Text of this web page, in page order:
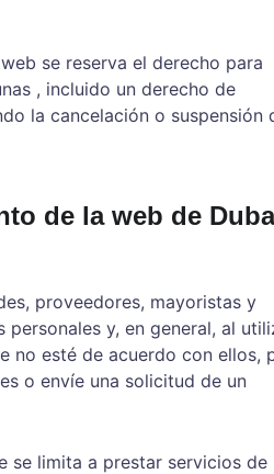
se reserva el derecho para
, incluido un derecho de
la cancelación o suspensión
de la web de
proveedores, mayoristas y
y, en general, al
no esté de acuerdo con ellos,
o envíe una solicitud de un
se limita a prestar servicios de